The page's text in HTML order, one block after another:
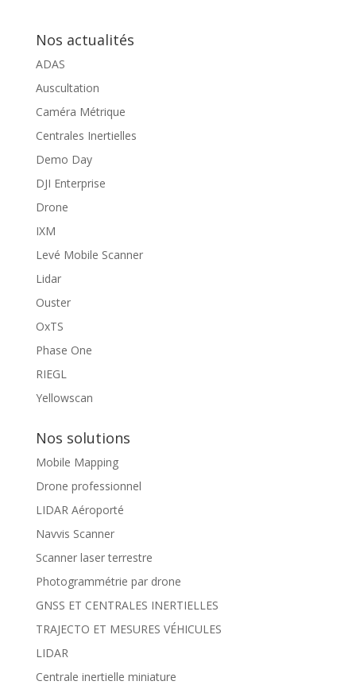
Nos actualités
ADAS
Auscultation
Caméra Métrique
Centrales Inertielles
Demo Day
DJI Enterprise
Drone
IXM
Levé Mobile Scanner
Lidar
Ouster
OxTS
Phase One
RIEGL
Yellowscan
Nos solutions
Mobile Mapping
Drone professionnel
LIDAR Aéroporté
Navvis Scanner
Scanner laser terrestre
Photogrammétrie par drone
GNSS ET CENTRALES INERTIELLES
TRAJECTO ET MESURES VÉHICULES
LIDAR
Centrale inertielle miniature